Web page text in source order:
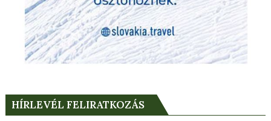
HÍRLEVÉL FELIRATKOZÁS